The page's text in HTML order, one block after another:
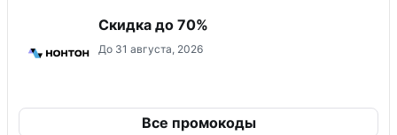
Скидка до 70%
До 31 августа, 2026
Все промокоды